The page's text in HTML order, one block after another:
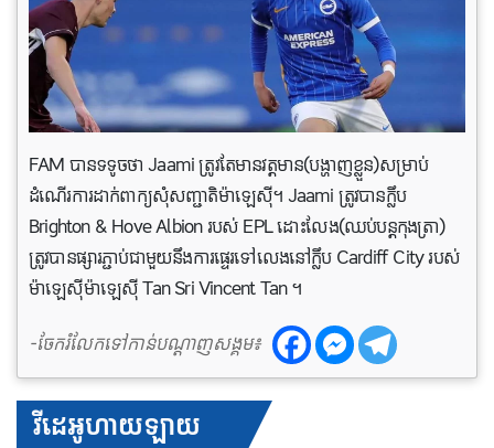
FAM បានទទូចថា Jaami ត្រូវតែមានវត្តមាន(បង្ហាញខ្លួន)សម្រាប់
ដំណើរការដាក់ពាក្យសុំសញ្ជាតិម៉ាឡេស៊ី។ Jaami ត្រូវបានក្លឹប
Brighton & Hove Albion របស់ EPL ដោះ​លែង(ឈប់​បន្ត​កុងត្រា)
ត្រូវបានផ្សារភ្ជាប់ជាមួយនឹងការ​ផ្ទេរ​ទៅលេងនៅក្លឹប Cardiff City របស់
ម៉ាឡេស៊ីម៉ាឡេស៊ី Tan Sri Vincent Tan ។
-ចែករំលែកទៅកាន់បណ្តាញសង្គម៖
វីដេអូហាយឡាយ